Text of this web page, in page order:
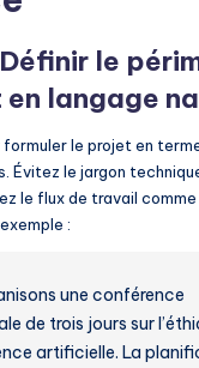
le
langage
formuler le projet en
Évitez le jargon
le flux de travail
:
une conférence
de trois jours sur
artificielle. La